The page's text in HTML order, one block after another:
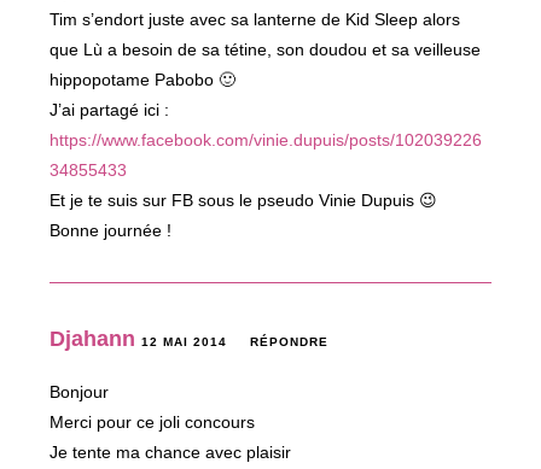
Tim s’endort juste avec sa lanterne de Kid Sleep alors
que Lù a besoin de sa tétine, son doudou et sa veilleuse
hippopotame Pabobo 🙂
J’ai partagé ici :
https://www.facebook.com/vinie.dupuis/posts/102039226
34855433
Et je te suis sur FB sous le pseudo Vinie Dupuis 😉
Bonne journée !
Djahann 12 MAI 2014 RÉPONDRE
Bonjour
Merci pour ce joli concours
Je tente ma chance avec plaisir